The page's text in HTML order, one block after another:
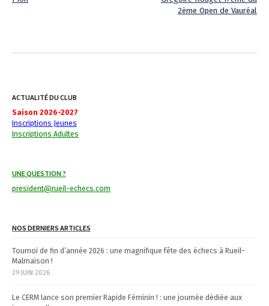
P
n
a
v
g
t
i
o
n
2ème Open de Vauréal
ACTUALITÉ DU CLUB
Saison 2026-2027
Inscriptions Jeunes
Inscriptions Adultes
UNE QUESTION ?
president@rueil-echecs.com
NOS DERNIERS ARTICLES
Tournoi de fin d’année 2026 : une magnifique fête des échecs à Rueil-
Malmaison !
29 JUIN 2026
Le CERM lance son premier Rapide Féminin ! : une journée dédiée aux